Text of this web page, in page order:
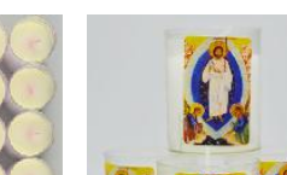
Bougie Neuvaine pour une Guérison - 17.5cm
€23.00